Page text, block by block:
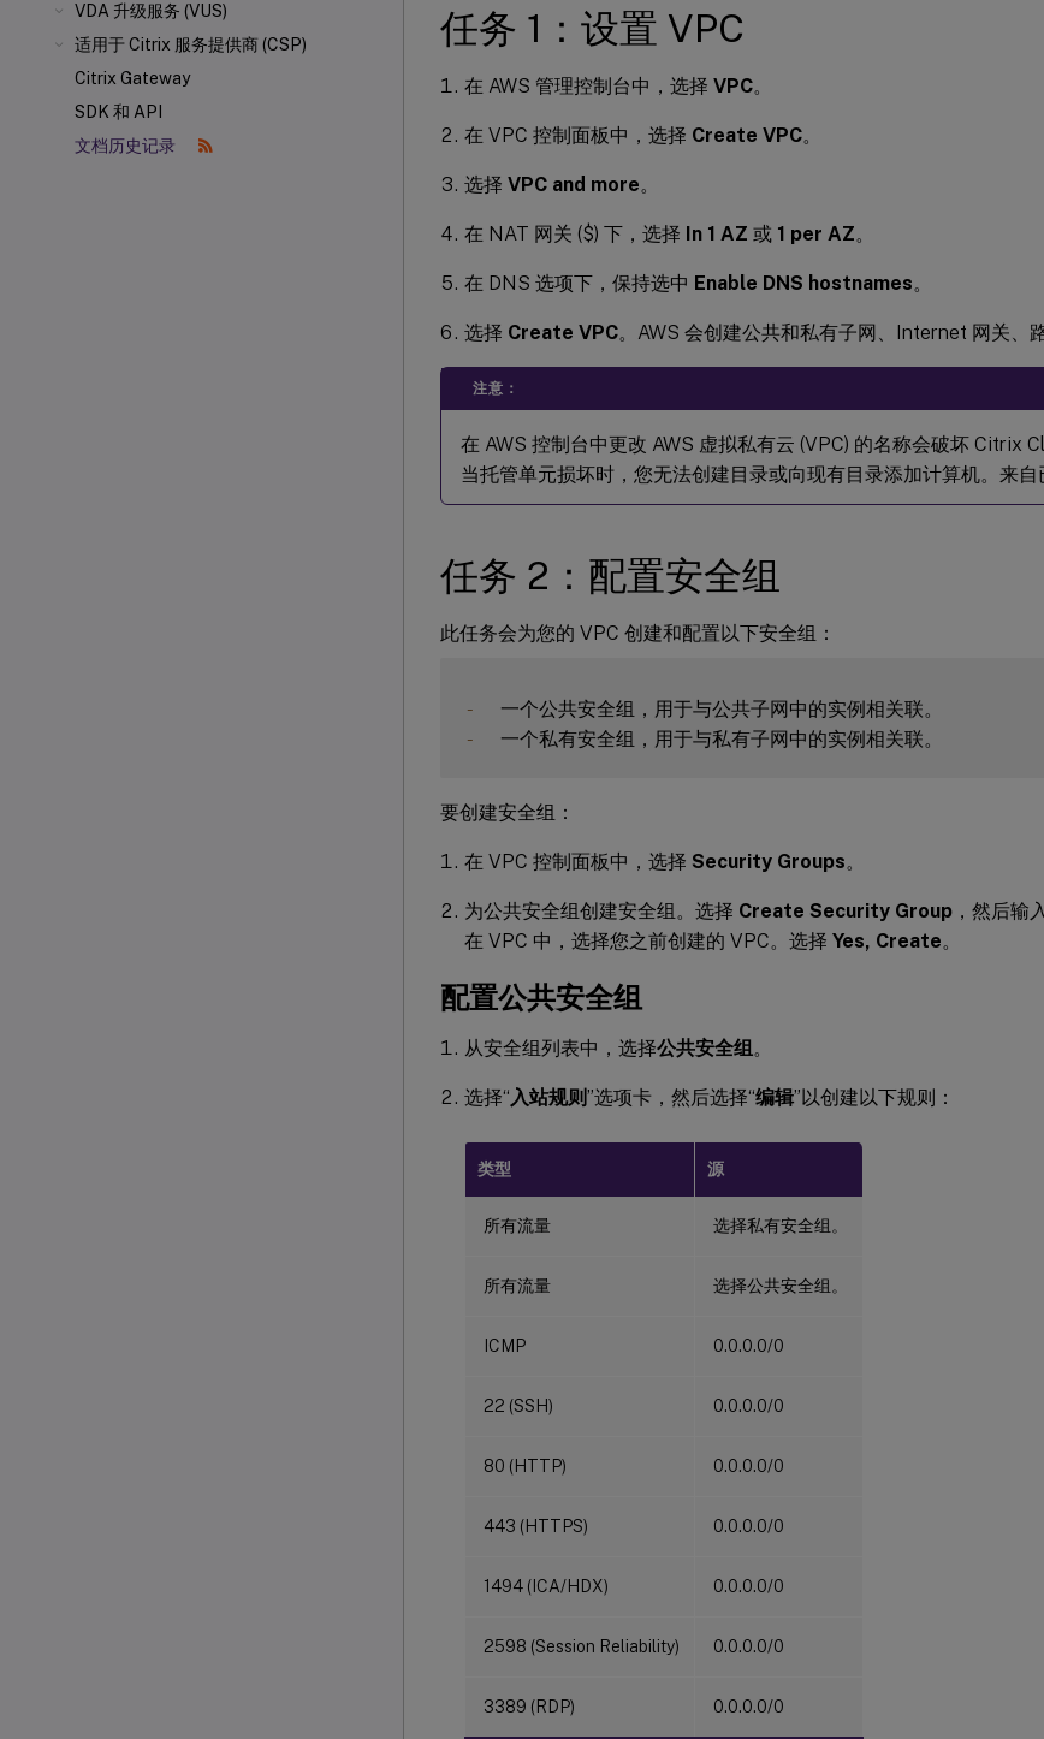
VDA 升级服务 (VUS)
适用于 Citrix 服务提供商 (CSP)
Citrix Gateway
SDK 和 API
文档历史记录
任务 1：设置 VPC
在 AWS 管理控制台中，选择 VPC。
在 VPC 控制面板中，选择 Create VPC。
选择 VPC and more。
在 NAT 网关 ($) 下，选择 In 1 AZ 或 1 per AZ。
在 DNS 选项下，保持选中 Enable DNS hostnames。
选择 Create VPC。AWS 会创建公共和私有子网、Internet 网关、
注意：
在 AWS 控制台中更改 AWS 虚拟私有云 (VPC) 的名称会破坏 Citrix
当托管单元损坏时，您无法创建目录或向现有目录添加计算机。来
任务 2：配置安全组
此任务会为您的 VPC 创建和配置以下安全组：
-
-
要创建安全组：
在 VPC 控制面板中，选择 Security Groups。
为公共安全组创建安全组。选择 Create Security Group ，然后输
在 VPC 中，选择您之前创建的 VPC。选择 Yes, Create。
配置公共安全组
从安全组列表中，选择公共安全组 。
选择“ 入站规则”选项卡，然后选择“编辑”以创建以下规则：
类型 源
所有流量 选择私有安全组。
所有流量 选择公共安全组。
ICMP 0.0.0.0/0
22 (SSH) 0.0.0.0/0
80 (HTTP) 0.0.0.0/0
443 (HTTPS) 0.0.0.0/0
1494 (ICA/HDX) 0.0.0.0/0
2598 (Session Reliability) 0.0.0.0/0
3389 (RDP) 0.0.0.0/0